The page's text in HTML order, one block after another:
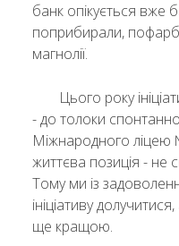
банк опікується вже
поприбирали,
магнолії.
Цього року
- до толоки
Міжнародного
життєва позиція - не
Тому ми із
ініціативу
ще кращою.